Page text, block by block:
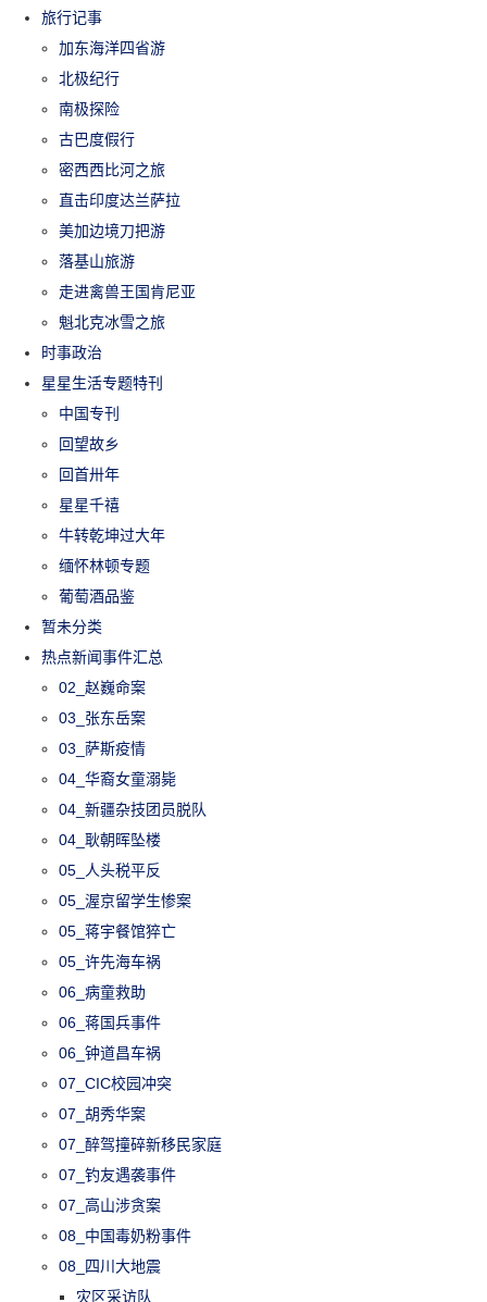
旅行记事
加东海洋四省游
北极纪行
南极探险
古巴度假行
密西西比河之旅
直击印度达兰萨拉
美加边境刀把游
落基山旅游
走进禽兽王国肯尼亚
魁北克冰雪之旅
时事政治
星星生活专题特刊
中国专刊
回望故乡
回首卅年
星星千禧
牛转乾坤过大年
缅怀林顿专题
葡萄酒品鉴
暂未分类
热点新闻事件汇总
02_赵巍命案
03_张东岳案
03_萨斯疫情
04_华裔女童溺毙
04_新疆杂技团员脱队
04_耿朝晖坠楼
05_人头税平反
05_渥京留学生惨案
05_蒋宇餐馆猝亡
05_许先海车祸
06_病童救助
06_蒋国兵事件
06_钟道昌车祸
07_CIC校园冲突
07_胡秀华案
07_醉驾撞碎新移民家庭
07_钓友遇袭事件
07_高山涉贪案
08_中国毒奶粉事件
08_四川大地震
灾区采访队